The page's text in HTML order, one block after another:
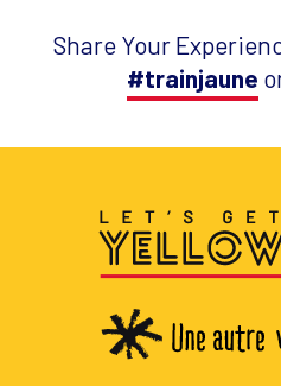
Share Your
#trainjaune